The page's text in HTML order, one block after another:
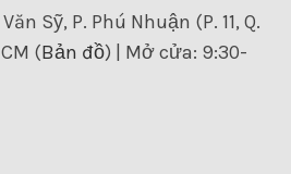
Sỹ, P. Phú Nhuận (P. 11, Q.
(Bản đồ) | Mở cửa: 9:30-